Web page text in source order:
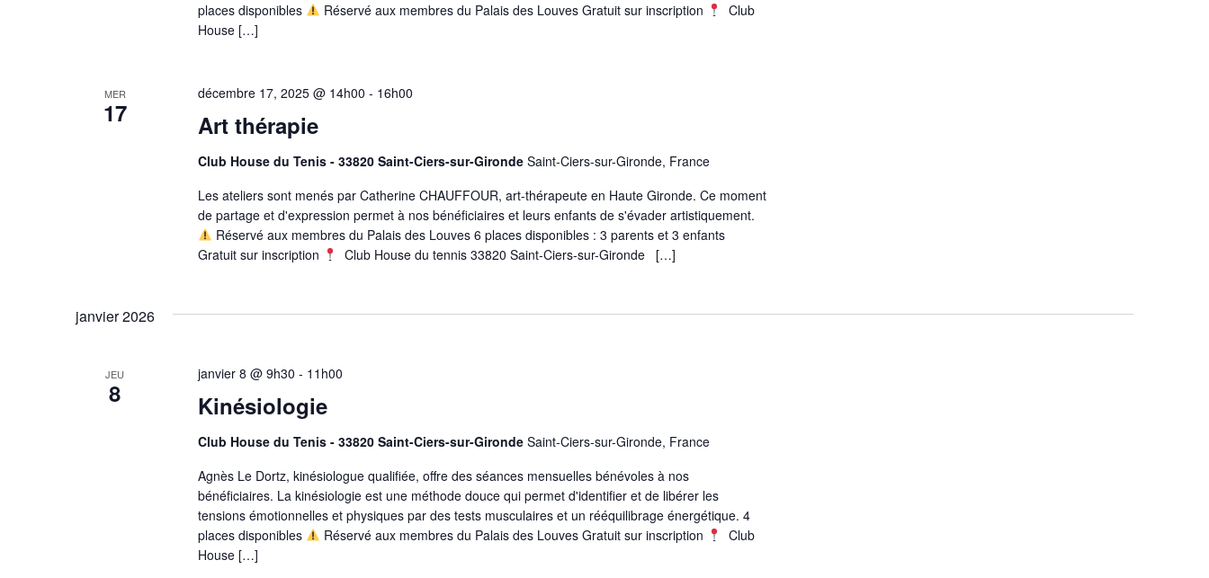
places disponibles
Réservé aux membres du Palais des Louves Gratuit sur inscription
Club
House […]
MER
17 Art thérapie
décembre 17, 2025 @ 14h00 - 16h00
Club House du Tenis - 33820 Saint-Ciers-sur-Gironde Saint-Ciers-sur-Gironde, France
Les ateliers sont menés par Catherine CHAUFFOUR, art-thérapeute en Haute Gironde. Ce moment
de partage et d'expression permet à nos bénéficiaires et leurs enfants de s'évader artistiquement.
Réservé aux membres du Palais des Louves 6 places disponibles : 3 parents et 3 enfants
Gratuit sur inscription
Club House du tennis 33820 Saint-Ciers-sur-Gironde […]
janvier 2026
JEU
8 Kinésiologie
janvier 8 @ 9h30 - 11h00
Club House du Tenis - 33820 Saint-Ciers-sur-Gironde Saint-Ciers-sur-Gironde, France
Agnès Le Dortz, kinésiologue qualifiée, offre des séances mensuelles bénévoles à nos
bénéficiaires. La kinésiologie est une méthode douce qui permet d'identifier et de libérer les
tensions émotionnelles et physiques par des tests musculaires et un rééquilibrage énergétique. 4
places disponibles
Réservé aux membres du Palais des Louves Gratuit sur inscription
Club
House […]